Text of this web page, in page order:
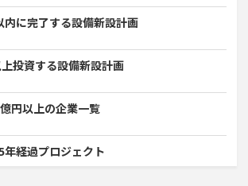
内に完了する設備新設計画
投資する設備新設計画
円以上の企業一覧
年経過プロジェクト